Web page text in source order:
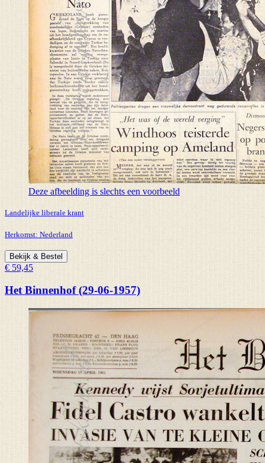
Deze afbeelding is slechts een voorbeeld
Landelijke liberale krant
Herkomst: Nederland
Bekijk & Bestel
€ 59,45
Het Binnenhof (29-06-1957)